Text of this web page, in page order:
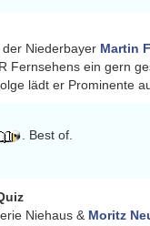
Niederbayer Martin
Fernsehens ein gern
lädt er Prominente
. Best of.
Niehaus & Moritz